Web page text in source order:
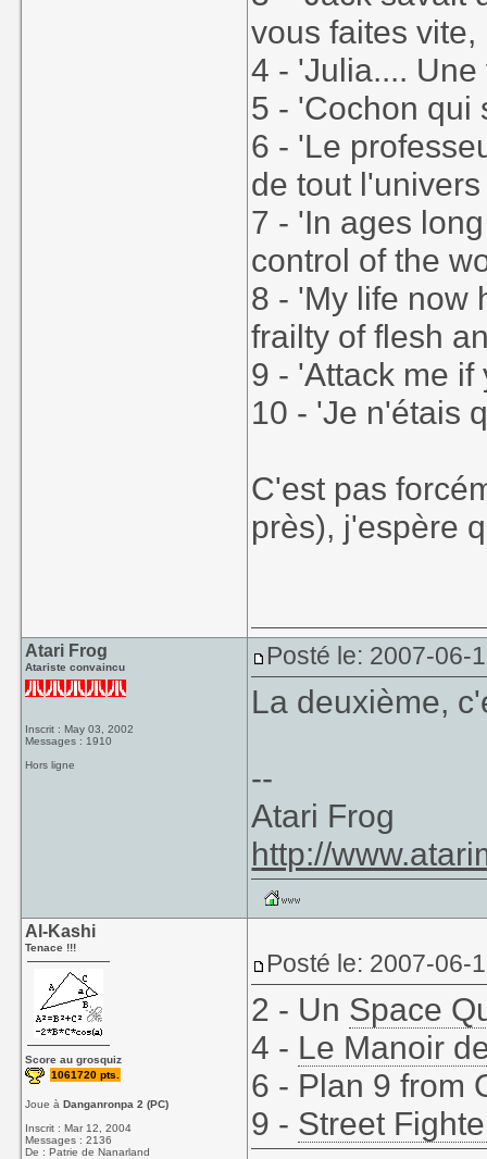
vous faites
4 - 'Julia....
5 - 'Cochon qui
6 - 'Le
de tout
7 - 'In ages
control of the
8 - 'My life now
frailty of flesh
9 - 'Attack me
10 - 'Je n'étais
C'est pas
près), j'espère
Atari Frog
Atariste convaincu
Inscrit : May 03, 2002
Messages : 1910
Hors ligne
Posté le: 2007-06-
La deuxième,
--
Atari Frog
http://
Al-Kashi
Tenace !!!
Score au grosquiz
1061720 pts.
Joue àDanganronpa 2 (PC)
Inscrit : Mar 12, 2004
Messages : 2136
De : Patrie de Nanarland
Posté le: 2007-06-
2 - Un Space
4 - Le Manoir
6 - Plan 9 from
9 - Street